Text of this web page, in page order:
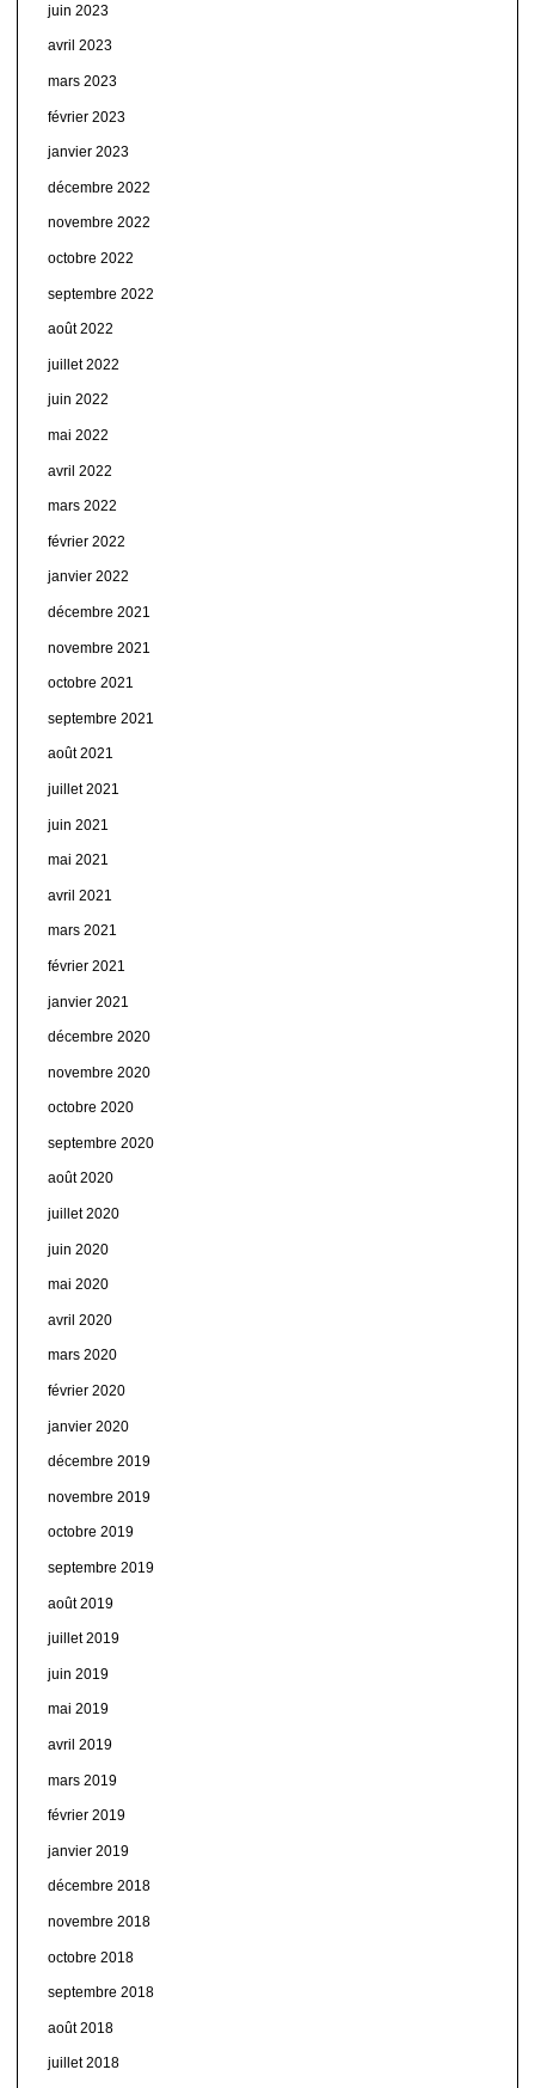
juin 2023
avril 2023
mars 2023
février 2023
janvier 2023
décembre 2022
novembre 2022
octobre 2022
septembre 2022
août 2022
juillet 2022
juin 2022
mai 2022
avril 2022
mars 2022
février 2022
janvier 2022
décembre 2021
novembre 2021
octobre 2021
septembre 2021
août 2021
juillet 2021
juin 2021
mai 2021
avril 2021
mars 2021
février 2021
janvier 2021
décembre 2020
novembre 2020
octobre 2020
septembre 2020
août 2020
juillet 2020
juin 2020
mai 2020
avril 2020
mars 2020
février 2020
janvier 2020
décembre 2019
novembre 2019
octobre 2019
septembre 2019
août 2019
juillet 2019
juin 2019
mai 2019
avril 2019
mars 2019
février 2019
janvier 2019
décembre 2018
novembre 2018
octobre 2018
septembre 2018
août 2018
juillet 2018